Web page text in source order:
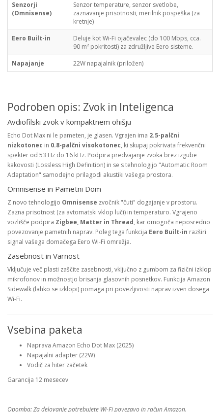
Senzorji
(Omnisense)
Senzor temperature, senzor svetlobe,
zaznavanje prisotnosti, merilnik pospeška (za
kretnje)
Eero Built-in
Deluje kot Wi-Fi ojačevalec (do 100 Mbps, cca.
90 m² pokritosti) za združljive Eero sisteme.
Napajanje
22W napajalnik (priložen)
Podroben opis: Zvok in Inteligenca
Avdiofilski zvok v kompaktnem ohišju
Echo Dot Max ni le pameten, je glasen. Vgrajen ima 2.5-palčni
nizkotonec in 0.8-palčni visokotonec, ki skupaj pokrivata frekvenčni
spekter od 53 Hz do 16 kHz. Podpira predvajanje zvoka brez izgube
kakovosti (Lossless High Definition) in se s tehnologijo "Automatic Room
Adaptation" samodejno prilagodi akustiki vašega prostora.
Omnisense in Pametni Dom
Z novo tehnologijo Omnisense zvočnik "čuti" dogajanje v prostoru.
Zazna prisotnost (za avtomatski vklop luči) in temperaturo. Vgrajeno
vozlišče podpira Zigbee, Matter in Thread, kar omogoča neposredno
povezovanje pametnih naprav. Poleg tega funkcija Eero Built-in razširi
signal vašega domačega Eero Wi-Fi omrežja.
Zasebnost in Varnost
Vključuje več plasti zaščite zasebnosti, vključno z gumbom za fizični izklop
mikrofonov in možnostjo brisanja glasovnih posnetkov. Funkcija Amazon
Sidewalk (lahko se izklopi) pomaga pri povezljivosti naprav izven dosega
Wi-Fi.
Vsebina paketa
Naprava Amazon Echo Dot Max (2025)
Napajalni adapter (22W)
Vodič za hiter začetek
Garancija 12 mesecev
Opomba: Za delovanje potrebujete Wi-Fi povezavo in račun Amazon.